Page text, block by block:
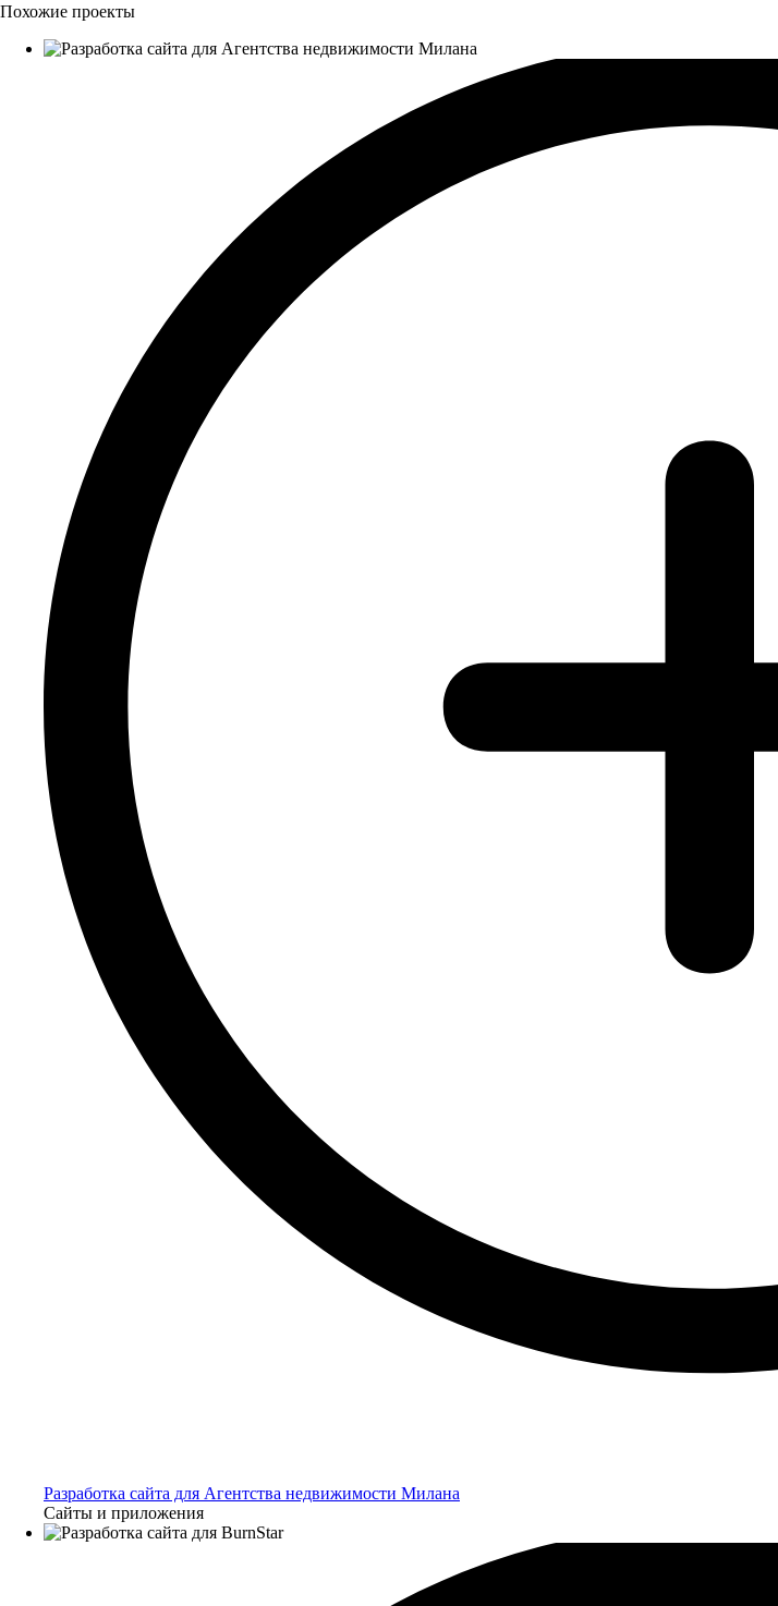
Похожие проекты
Разработка сайта для Агентства недвижимости Милана
Сайты и приложения